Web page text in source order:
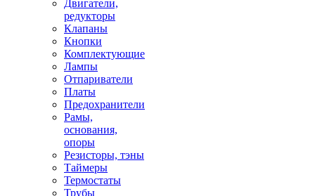
Двигатели,
редукторы
Клапаны
Кнопки
Комплектующие
Лампы
Отпариватели
Платы
Предохранители
Рамы,
основания,
опоры
Резисторы, тэны
Таймеры
Термостаты
Трубы